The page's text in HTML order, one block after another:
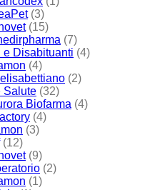
(3)
(15)
(7)
e Disabituanti (4)
(4)
(2)
Salute (32)
Biofarma (4)
(4)
(3)
(12)
(9)
(2)
(1)